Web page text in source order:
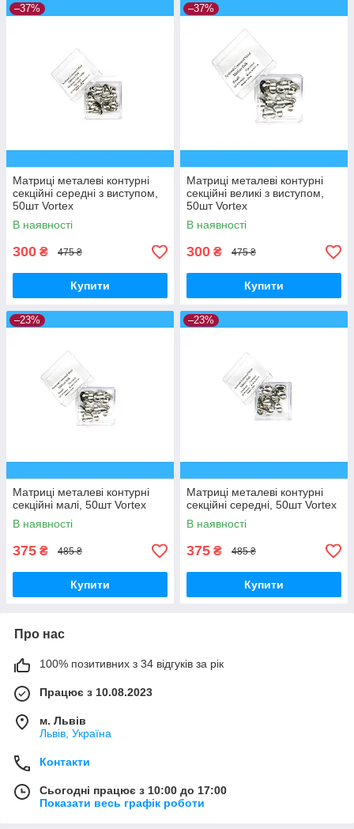
–37%
Матриці металеві контурні
секційні середні з виступом,
50шт Vortex
В наявності
300 ₴ 475 ₴
Купити
–37%
Матриці металеві контурні
секційні великі з виступом,
50шт Vortex
В наявності
300 ₴ 475 ₴
Купити
–23%
Матриці металеві контурні
секційні малі, 50шт Vortex
В наявності
375 ₴ 485 ₴
Купити
–23%
Матриці металеві контурні
секційні середні, 50шт Vortex
В наявності
375 ₴ 485 ₴
Купити
Про нас
100% позитивних з 34 відгуків за рік
Працює з 10.08.2023
м. Львів
Львів, Україна
Контакти
Сьогодні працює з 10:00 до 17:00
Показати весь графік роботи